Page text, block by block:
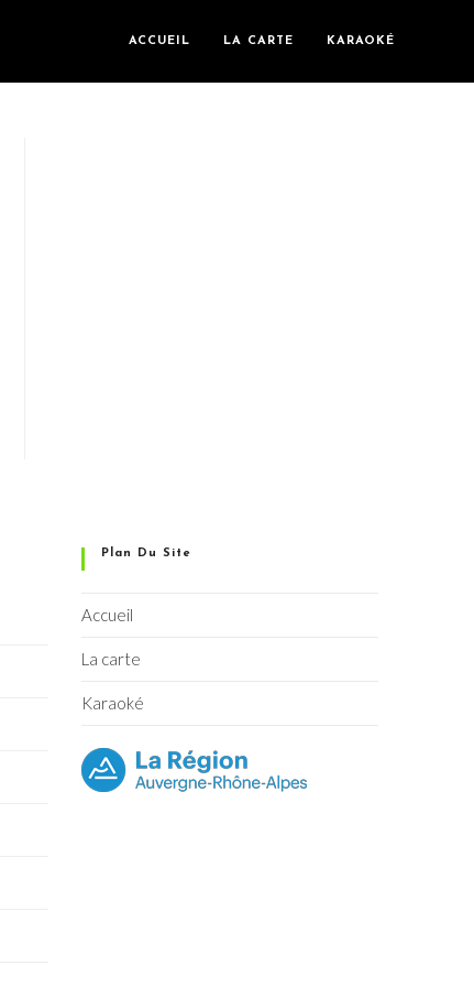
ACCUEIL LA CARTE KARAOKÉ
Plan Du Site
Accueil
La carte
Karaoké